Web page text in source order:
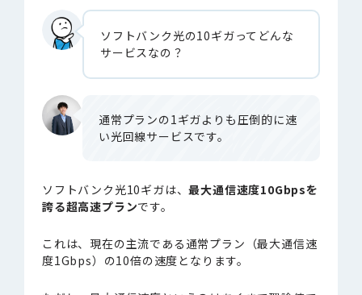
ソフトバンク光の10ギガってどんな
サービスなの？
通常プランの1ギガよりも圧倒的に速
い光回線サービスです。
ソフトバンク光10ギガは、最大通信速度10Gbpsを
誇る超高速プランです。
これは、現在の主流である通常プラン（最大通信速
度1Gbps）の10倍の速度となります。